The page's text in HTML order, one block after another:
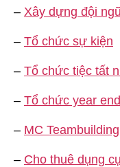
– Xây dựng đội ngũ
– Tổ chức sự kiện
– Tổ chức tiệc tất
– Tổ chức year
– MC Teambuilding
– Cho thuê dụng